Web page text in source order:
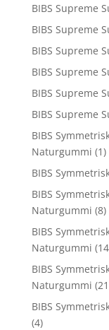
BIBS Supreme
BIBS Supreme
BIBS Supreme
BIBS Supreme
BIBS Supreme
BIBS Supreme
BIBS
Naturgummi (1)
BIBS
BIBS
Naturgummi (8)
BIBS
Naturgummi
BIBS
Naturgummi
BIBS
(4)